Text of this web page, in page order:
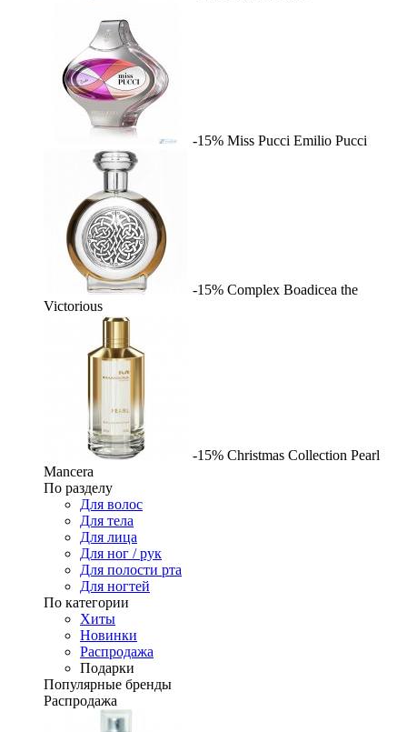
-15% Miss Pucci Emilio Pucci
-15% Complex Boadicea the
Victorious
-15% Christmas Collection Pearl
Mancera
По разделу
Для волос
Для тела
Для лица
Для ног / рук
Для полости рта
Для ногтей
По категории
Хиты
Новинки
Распродажа
Подарки
Популярные бренды
Распродажа